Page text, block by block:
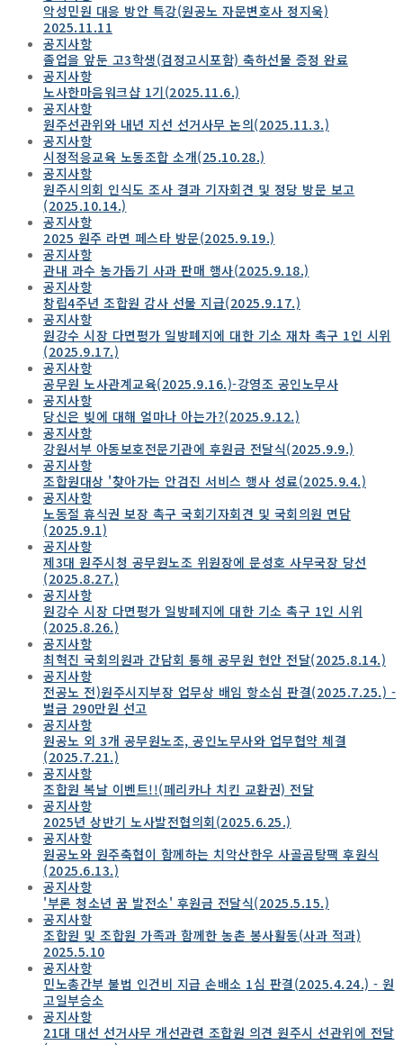
악성민원 대응 방안 특강(원공노 자문변호사 정지욱)
2025.11.11
공지사항
졸업을 앞둔 고3학생(검정고시포함) 축하선물 증정 완료
공지사항
노사한마음워크샵 1기(2025.11.6.)
공지사항
원주선관위와 내년 지선 선거사무 논의(2025.11.3.)
공지사항
시정적응교육 노동조합 소개(25.10.28.)
공지사항
원주시의회 인식도 조사 결과 기자회견 및 정당 방문 보고
(2025.10.14.)
공지사항
2025 원주 라면 페스타 방문(2025.9.19.)
공지사항
관내 과수 농가돕기 사과 판매 행사(2025.9.18.)
공지사항
창립4주년 조합원 감사 선물 지급(2025.9.17.)
공지사항
원강수 시장 다면평가 일방폐지에 대한 기소 재차 촉구 1인 시위
(2025.9.17.)
공지사항
공무원 노사관계교육(2025.9.16.)-강영조 공인노무사
공지사항
당신은 빚에 대해 얼마나 아는가?(2025.9.12.)
공지사항
강원서부 아동보호전문기관에 후원금 전달식(2025.9.9.)
공지사항
조합원대상 '찾아가는 안검진 서비스 행사 성료(2025.9.4.)
공지사항
노동절 휴식권 보장 촉구 국회기자회견 및 국회의원 면담
(2025.9.1)
공지사항
제3대 원주시청 공무원노조 위원장에 문성호 사무국장 당선
(2025.8.27.)
공지사항
원강수 시장 다면평가 일방폐지에 대한 기소 촉구 1인 시위
(2025.8.26.)
공지사항
최혁진 국회의원과 간담회 통해 공무원 현안 전달(2025.8.14.)
공지사항
전공노 전)원주시지부장 업무상 배임 항소심 판결(2025.7.25.) -
벌금 290만원 선고
공지사항
원공노 외 3개 공무원노조, 공인노무사와 업무협약 체결
(2025.7.21.)
공지사항
조합원 복날 이벤트!!(페리카나 치킨 교환권) 전달
공지사항
2025년 상반기 노사발전협의회(2025.6.25.)
공지사항
원공노와 원주축협이 함께하는 치악산한우 사골곰탕팩 후원식
(2025.6.13.)
공지사항
'부론 청소년 꿈 발전소' 후원금 전달식(2025.5.15.)
공지사항
조합원 및 조합원 가족과 함께한 농촌 봉사활동(사과 적과)
2025.5.10
공지사항
민노총간부 불법 인건비 지급 손배소 1심 판결(2025.4.24.) - 원
고일부승소
공지사항
21대 대선 선거사무 개선관련 조합원 의견 원주시 선관위에 전달